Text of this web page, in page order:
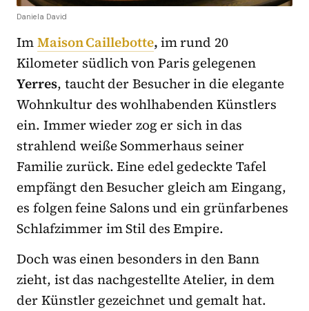
Daniela David
ImMaison Caillebotte,im rund 20
Kilometer südlich von Paris gelegenen
Yerres, taucht der Besucher in die elegante
Wohnkultur des wohlhabenden Künstlers
ein. Immer wieder zog er sich in das
strahlend weiße Sommerhaus seiner
Familie zurück. Eine edel gedeckte Tafel
empfängt den Besucher gleich am Eingang,
es folgen feine Salons und ein grünfarbenes
Schlafzimmer im Stil des Empire.
Doch was einen besonders in den Bann
zieht, ist das nachgestellte Atelier, in dem
der Künstler gezeichnet und gemalt hat.